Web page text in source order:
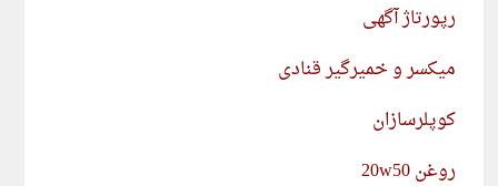
رپورتاژ آگهی
میکسر و خمیرگیر قنادی
کوپلرسازان
روغن 20w50